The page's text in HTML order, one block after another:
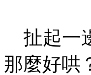
扯起一
那麼好哄